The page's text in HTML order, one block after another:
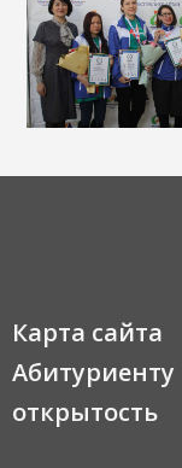
Карта сайта
Абитуриенту
открытость